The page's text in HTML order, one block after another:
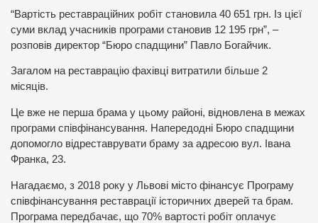
“Вартість реставраційних робіт становила 40 651 грн. Із цієї
суми вклад учасників програми становив 12 195 грн”, –
розповів директор “Бюро спадщини” Павло Богайчик.
Загалом на реставрацію фахівці витратили більше 2
місяців.
Це вже не перша брама у цьому районі, відновлена в межах
програми співфінансування. Напередодні Бюро спадщини
допомогло відреставрувати браму за адресою вул. Івана
Франка, 23.
Нагадаємо, з 2018 року у Львові місто фінансує Програму
співфінансування реставрації історичних дверей та брам.
Програма передбачає, що 70% вартості робіт оплачує